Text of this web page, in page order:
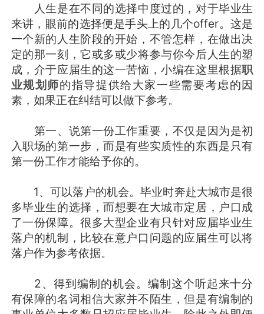
人生是在不同的选择中度过的，对于毕业生
来讲，眼前的选择便是手头上的几个offer。这是
一个新的人生阶段的开始，不管怎样，在做出决
定的那一刻，它或多或少将参与你今后人生的塑
成，介于应届生的这一苦恼，小编在这里根据职
业规划师的指导提供给大家一些需要考虑的因
素，如果正在纠结可以做下参考。
第一、说第一份工作重要，不仅是因为是初
入职场的第一步，而是有些实质性的东西是只有
第一份工作才能给予你的。
1、可以落户的机会。毕业时奔赴大城市是很
多毕业生的选择，而想要在大城市定居，户口成
了一份保障。很多大型企业有只针对应届毕业生
落户的机制，比较在意户口问题的应届生可以将
落户作为参考依据。
2、得到编制的机会。编制这个听起来十分
有保障的名词相信大家并不陌生，但是有编制的